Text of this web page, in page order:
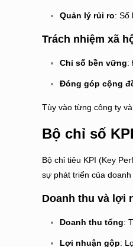
Quản lý rủi ro: Số
Trách nhiệm xã
Chỉ số bền vững:
Đóng góp cộng
Tùy vào từng công ty
Bộ chỉ số
Bộ chỉ tiêu KPI (Key
sự phát triển của
Doanh thu và lợi
Doanh thu tổng:
Lợi nhuận gộp: